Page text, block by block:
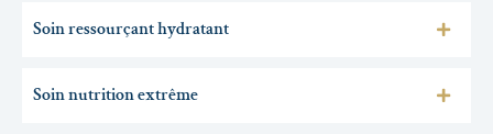
Soin ressourçant hydratant
Soin nutrition extrême